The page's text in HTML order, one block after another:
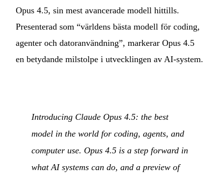
Opus 4.5, sin mest avancerade modell hittills.
Presenterad som “världens bästa modell för coding,
agenter och datoranvändning”, markerar Opus 4.5
en betydande milstolpe i utvecklingen av AI-system.
Introducing Claude Opus 4.5: the best
model in the world for coding, agents, and
computer use. Opus 4.5 is a step forward in
what AI systems can do, and a preview of